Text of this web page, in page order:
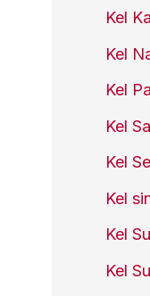
Kel
Kel
Kel
Kel
Kel
Kel
Kel
Kel